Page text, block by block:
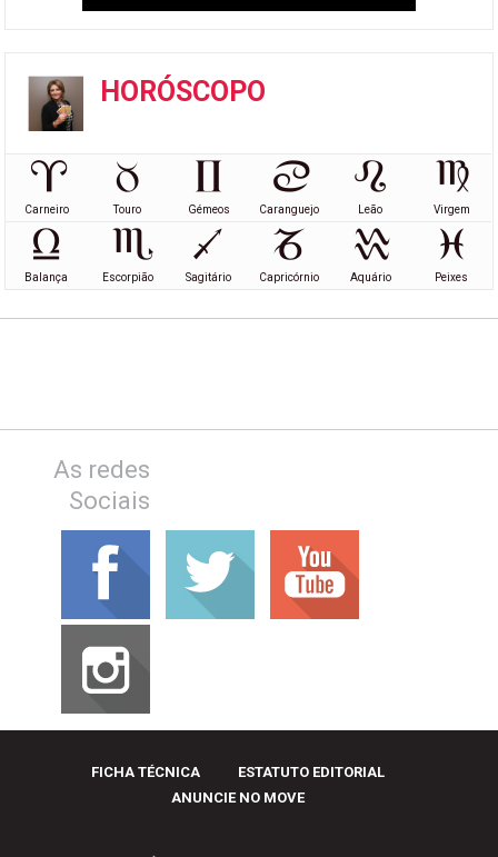
HORÓSCOPO
Carneiro Touro Gémeos Caranguejo Leão Virgem
Balança Escorpião Sagitário Capricórnio Aquário Peixes
As redes
Sociais
FICHA TÉCNICA
ESTATUTO EDITORIAL
ANUNCIE NO MOVE